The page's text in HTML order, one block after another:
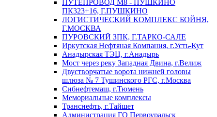
ПУТЕПРОВОД М8 - ПУШКИНО
ПК323+16, Г.ПУШКИНО
ЛОГИСТИЧЕСКИЙ КОМПЛЕКС БОЙНЯ,
Г.МОСКВА
ПУРОВСКИЙ ЗПК, Г.ТАРКО-САЛЕ
Иркутская Нефтяная Компания, г.Усть-Кут
Анадырская ТЭЦ, г.Анадырь
Мост через реку Западная Двина, г.Велиж
Двустворчатые ворота нижней головы
шлюза № 7 Тушинского РГС, г.Москва
Сибнефтемаш, г.Тюмень
Мемориальные комплексы
Транснефть, г.Тайшет
Администрация ГО Первоуральск